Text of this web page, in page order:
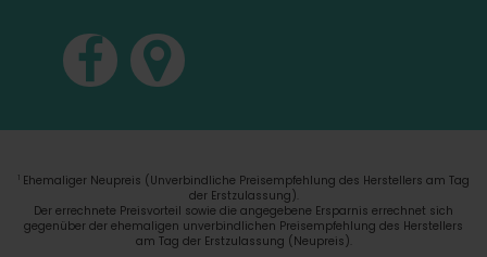
1 Ehemaliger Neupreis (Unverbindliche Preisempfehlung des Herstellers am Tag
der Erstzulassung).
Der errechnete Preisvorteil sowie die angegebene Ersparnis errechnet sich
gegenüber der ehemaligen unverbindlichen Preisempfehlung des Herstellers
am Tag der Erstzulassung (Neupreis).